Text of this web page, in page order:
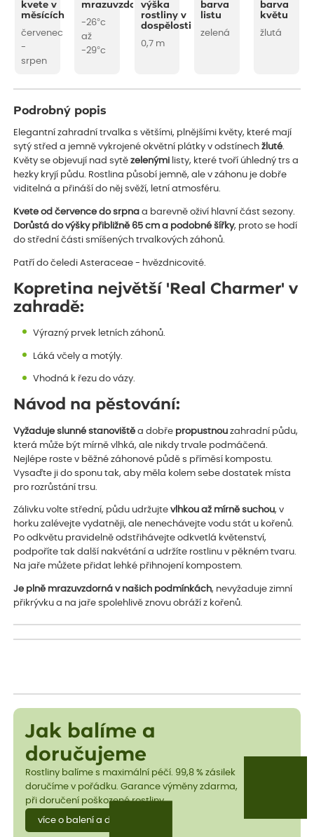
kvete v
měsících
červenec
-
srpen
mrazuvzdornost
-26°c
až
-29°c
výška
rostliny v
dospělosti
0,7 m
barva
listu
zelená
barva
květu
žlutá
Podrobný popis
Elegantní zahradní trvalka s většími, plnějšími květy, které mají
sytý střed a jemně vykrojené okvětní plátky v odstínechžluté.
Květy se objevují nad sytězelenými listy, které tvoří úhledný trs a
hezky kryjí půdu. Rostlina působí jemně, ale v záhonu je dobře
viditelná a přináší do něj svěží, letní atmosféru.
Kvete od července do srpna a barevně oživí hlavní část sezony.
Dorůstá do výšky přibližně 65 cm a podobné šířky, proto se hodí
do střední části smíšených trvalkových záhonů.
Patří do čeledi Asteraceae - hvězdnicovité.
Kopretina největší 'Real Charmer' v
zahradě:
Výrazný prvek letních záhonů.
Láká včely a motýly.
Vhodná k řezu do vázy.
Návod na pěstování:
Vyžaduje slunné stanoviště a dobře propustnou zahradní půdu,
která může být mírně vlhká, ale nikdy trvale podmáčená.
Nejlépe roste v běžné záhonové půdě s příměsí kompostu.
Vysaďte ji do sponu tak, aby měla kolem sebe dostatek místa
pro rozrůstání trsu.
Zálivku volte střední, půdu udržujtevlhkou až mírně suchou, v
horku zalévejte vydatněji, ale nenechávejte vodu stát u kořenů.
Po odkvětu pravidelně odstřihávejte odkvetlá květenství,
podpoříte tak další nakvétání a udržíte rostlinu v pěkném tvaru.
Na jaře můžete přidat lehké přihnojení kompostem.
Je plně mrazuvzdorná v našich podmínkách, nevyžaduje zimní
přikrývku a na jaře spolehlivě znovu obráží z kořenů.
Jak balíme a
doručujeme
Rostliny balíme s maximální péčí. 99,8 % zásilek
doručíme v pořádku. Garance výměny zdarma,
při doručení poškozené rostliny.
více o balení a dopravě